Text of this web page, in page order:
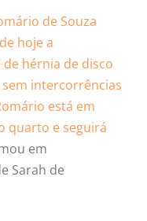
de Souza
hoje a
hérnia de disco
intercorrências
está em
quarto e seguirá
em
Sarah de